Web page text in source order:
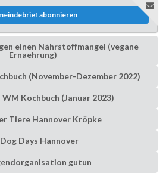
abonnieren
einen Nährstoffmangel (vegane
Ernaehrung)
(November-Dezember 2022)
Kochbuch (Januar 2023)
Tiere Hannover Kröpke
Dog Days Hannover
gutun